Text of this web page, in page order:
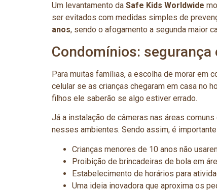
Um levantamento da Safe Kids Worldwide
ser evitados com medidas simples de
anos, sendo o afogamento a segunda maior
Condomínios:
Para muitas famílias, a escolha de morar em
celular se as crianças chegaram em casa no
filhos ele saberão se algo estiver errado.
Já a instalação de câmeras nas áreas
nesses ambientes. Sendo assim, é
Crianças menores de 10 anos não
Proibição de brincadeiras de bola em
Estabelecimento de horários para
Uma ideia inovadora que aproxima os